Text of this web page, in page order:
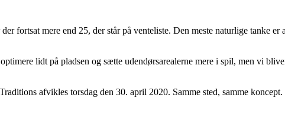
fortsat mere end 25, der står på venteliste. Den meste naturlige tanke
lidt på pladsen og sætte udendørsarealerne mere i spil, men vi
afvikles torsdag den 30. april 2020. Samme sted, samme koncept.